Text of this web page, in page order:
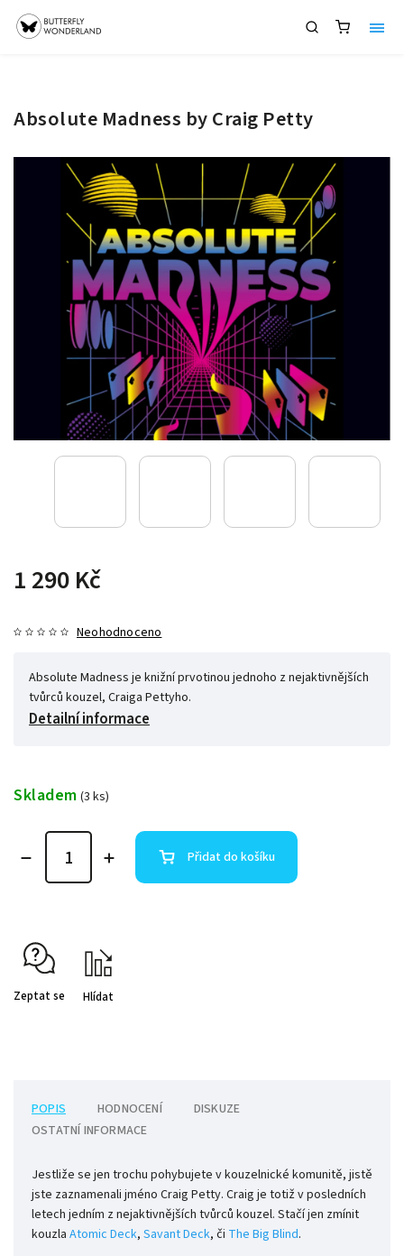
Absolute Madness by Craig Petty
1 290 Kč
Neohodnoceno
Absolute Madness je knižní prvotinou jednoho z nejaktivnějších
tvůrců kouzel, Craiga Pettyho.
Detailní informace
Skladem (3 ks)
Přidat do košíku
Zeptat se Hlídat
POPIS HODNOCENÍ
DISKUZE
OSTATNÍ INFORMACE
Jestliže se jen trochu pohybujete v kouzelnické komunitě, jistě
jste zaznamenali jméno Craig Petty. Craig je totiž v posledních
letech jedním z nejaktivnějších tvůrců kouzel. Stačí jen zmínit
kouzla Atomic Deck, Savant Deck, či The Big Blind.